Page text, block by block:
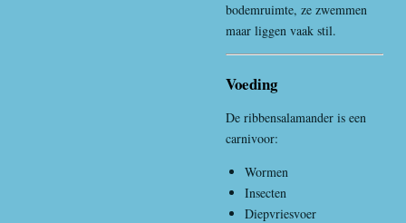
bodemruimte, ze zwemmen
maar liggen vaak stil.
Voeding
De ribbensalamander is een
carnivoor:
Wormen
Insecten
Diepvriesvoer